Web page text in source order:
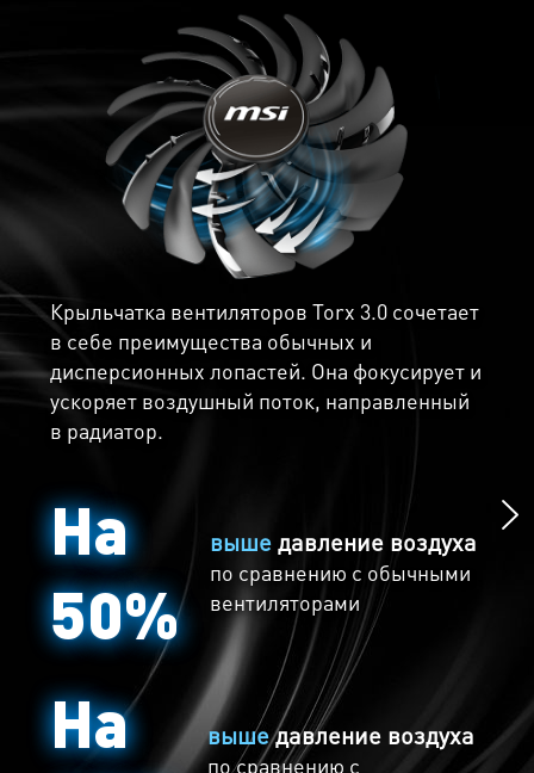
Крыльчатка вентиляторов Torx 3.0 сочетает
в себе преимущества обычных и
дисперсионных лопастей. Она фокусирует и
ускоряет воздушный поток, направленный
в радиатор.
На
50%
вышедавление воздуха
по сравнению с обычными
вентиляторами
На
вышедавление воздуха
по сравнению с
Морозная тишина
Играй бесшумно с Технологией Zero Frozr.
Суть данной технологии проста - при
полностью останавливаются, что делает
работу видеокарты абсолютно бесшумной.
Когда же температура снова поднимается,
вентиляторы возобновляют свою работу
автоматически.
На множестве элементов видеокарты
установлены термопрокладки, которые
передают тепло радиатору, чтобы снизить
рабочую температуру.